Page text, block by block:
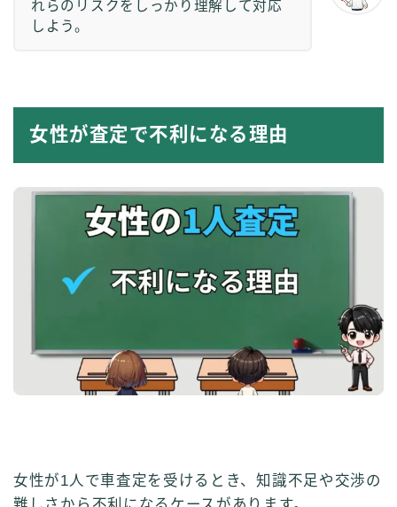
れらのリスクをしっかり理解して対応
しよう。
女性が査定で不利になる理由
女性が1人で車査定を受けるとき、知識不足や交渉の